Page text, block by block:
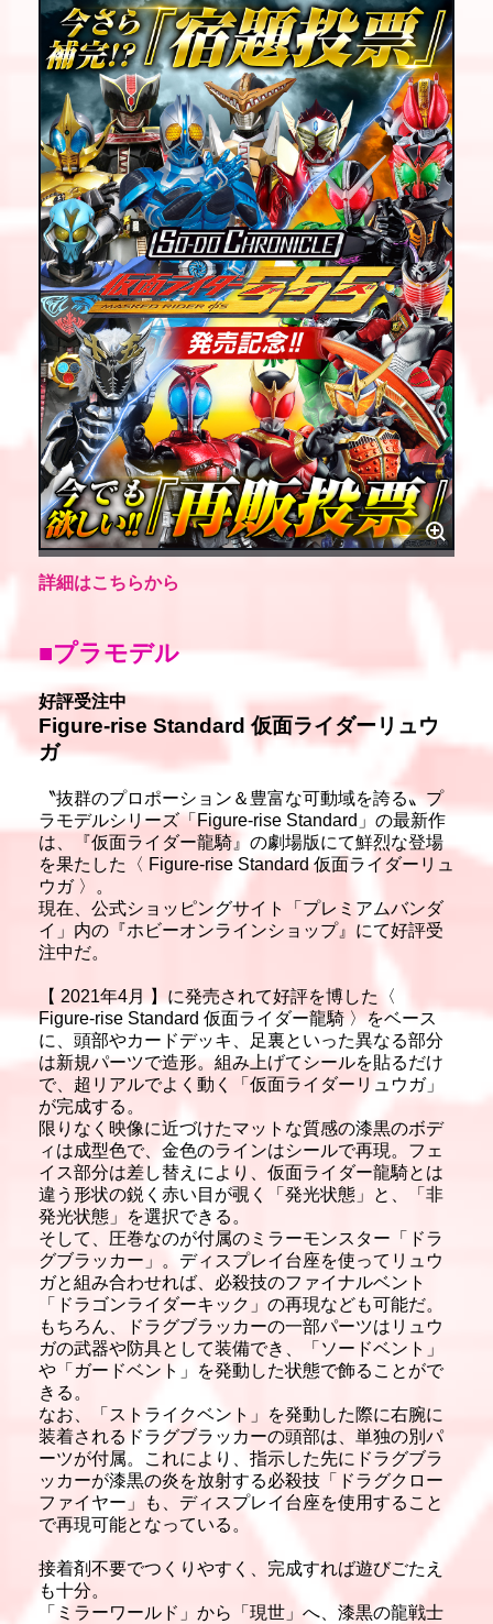
詳細はこちらから
■プラモデル
好評受注中
Figure-rise Standard 仮面ライダーリュウ
ガ
〝抜群のプロポーション＆豊富な可動域を誇る〟プ
ラモデルシリーズ「Figure-rise Standard」の最新作
は、『仮面ライダー龍騎』の劇場版にて鮮烈な登場
を果たした〈 Figure-rise Standard 仮面ライダーリュ
ウガ 〉。
現在、公式ショッピングサイト「プレミアムバンダ
イ」内の『ホビーオンラインショップ』にて好評受
注中だ。
【 2021年4月 】に発売されて好評を博した〈
Figure-rise Standard 仮面ライダー龍騎 〉をベース
に、頭部やカードデッキ、足裏といった異なる部分
は新規パーツで造形。組み上げてシールを貼るだけ
で、超リアルでよく動く「仮面ライダーリュウガ」
が完成する。
限りなく映像に近づけたマットな質感の漆黒のボデ
ィは成型色で、金色のラインはシールで再現。フェ
イス部分は差し替えにより、仮面ライダー龍騎とは
違う形状の鋭く赤い目が覗く「発光状態」と、「非
発光状態」を選択できる。
そして、圧巻なのが付属のミラーモンスター「ドラ
グブラッカー」。ディスプレイ台座を使ってリュウ
ガと組み合わせれば、必殺技のファイナルベント
「ドラゴンライダーキック」の再現なども可能だ。
もちろん、ドラグブラッカーの一部パーツはリュウ
ガの武器や防具として装備でき、「ソードベント」
や「ガードベント」を発動した状態で飾ることがで
きる。
なお、「ストライクベント」を発動した際に右腕に
装着されるドラグブラッカーの頭部は、単独の別パ
ーツが付属。これにより、指示した先にドラグブラ
ッカーが漆黒の炎を放射する必殺技「ドラグクロー
ファイヤー」も、ディスプレイ台座を使用すること
で再現可能となっている。
接着剤不要でつくりやすく、完成すれば遊びごたえ
も十分。
「ミラーワールド」から「現世」へ、漆黒の龍戦士